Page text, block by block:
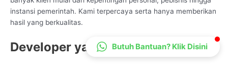
instansi pemerintah. Kami terpercaya serta hanya memberikan
hasil yang berkualitas.
Developer yang ExpertButuh Bantuan? Klik Disini